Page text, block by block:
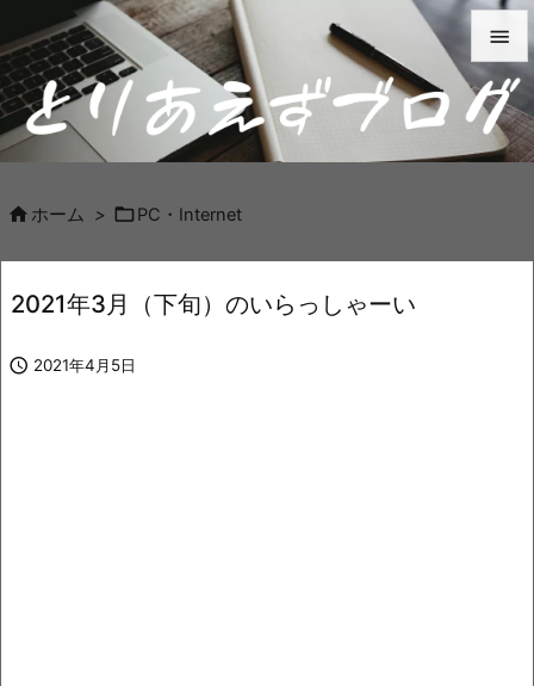


メニュ

 ホーム > PC・Internet
2021年3月（下旬）のいらっしゃーい
 2021年4月5日